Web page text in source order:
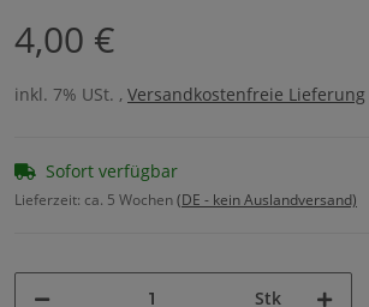
4,00 €
inkl. 7% USt. , Versandkostenfreie Lieferung
Sofort verfügbar
Lieferzeit: ca. 5 Wochen(DE - kein Auslandversand)
Stk